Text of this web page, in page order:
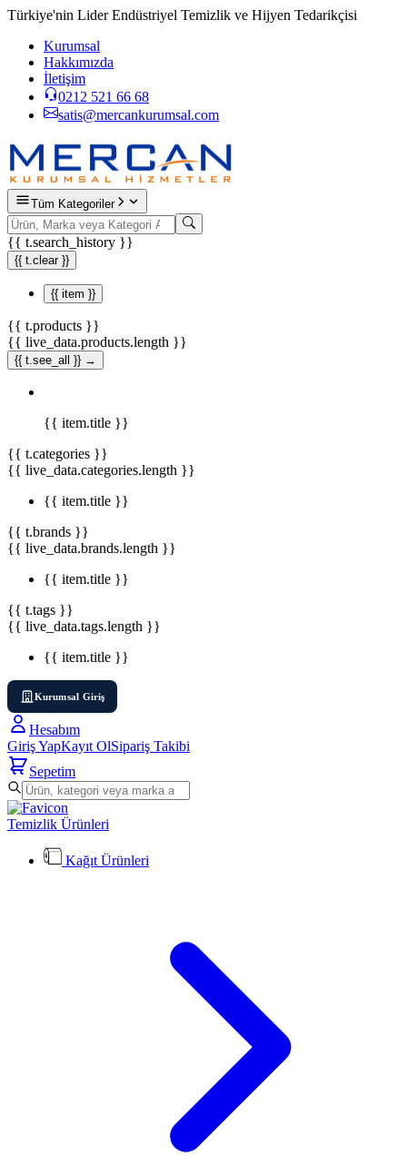
Türkiye'nin Lider Endüstriyel Temizlik ve Hijyen Tedarikçisi
Kurumsal
Hakkımızda
İletişim
0212 521 66 68
satis@mercankurumsal.com
Tüm Kategoriler
{{ t.search_history }}
{{ t.clear }}
{{ item }}
{{ t.products }}
{{ live_data.products.length }}
{{ t.see_all }} →
{{ item.title }}
{{ t.categories }}
{{ live_data.categories.length }}
{{ item.title }}
{{ t.brands }}
{{ live_data.brands.length }}
{{ item.title }}
{{ t.tags }}
{{ live_data.tags.length }}
{{ item.title }}
Kurumsal Giriş
Hesabım
Giriş YapKayıt OlSipariş Takibi
Sepetim
Temizlik Ürünleri
Kağıt Ürünleri